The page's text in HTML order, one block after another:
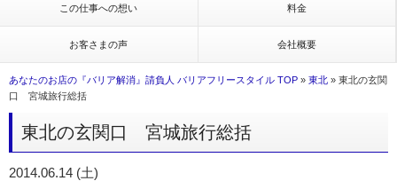
この仕事への想い 料金
お客さまの声 会社概要
あなたのお店の『バリア解消』請負人 バリアフリースタイル TOP » 東北 » 東北の玄関
口 宮城旅行総括
東北の玄関口 宮城旅行総括
2014.06.14 (土)